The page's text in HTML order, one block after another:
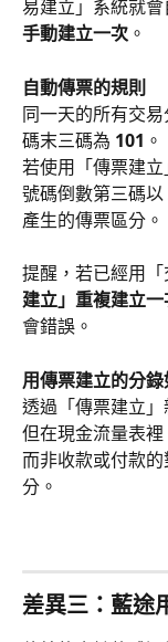
易建立」系統就
手動建立一次 。
自動傳票的規則
同一天的所有交
碼末三碼為 101 。
若使用「傳票建
號碼倒數第三碼以
產生的傳票區分。
提醒，若已經用「
建立」重複建立一
會錯誤。
用傳票建立的分
透過「傳票建立
但在現金流量表
而非收款或付款
分。
差異三： 藍途